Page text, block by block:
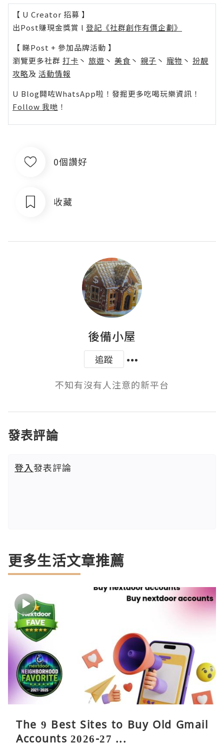
【 U Creator 招募 】
出Post賺現金獎賞 l 登記《社群創作有價企劃》
【 睇Post + 參加品牌活動 】
瀏覽更多社群 打卡 丶 旅遊 丶 美食 丶 親子 丶 寵物 丶 扮靚
攻略及 活動情報
U Blog開咗WhatsApp啦！發掘更多吃喝玩樂資訊！
Follow 我哋 ！
0個讚好
收藏
後備小屋
追蹤
不知有沒有人注意的新平台
發表評論
登入發表評論
更多生活文章推薦
The 9 Best Sites to Buy Old Gmail
Accounts 2026-27 ...